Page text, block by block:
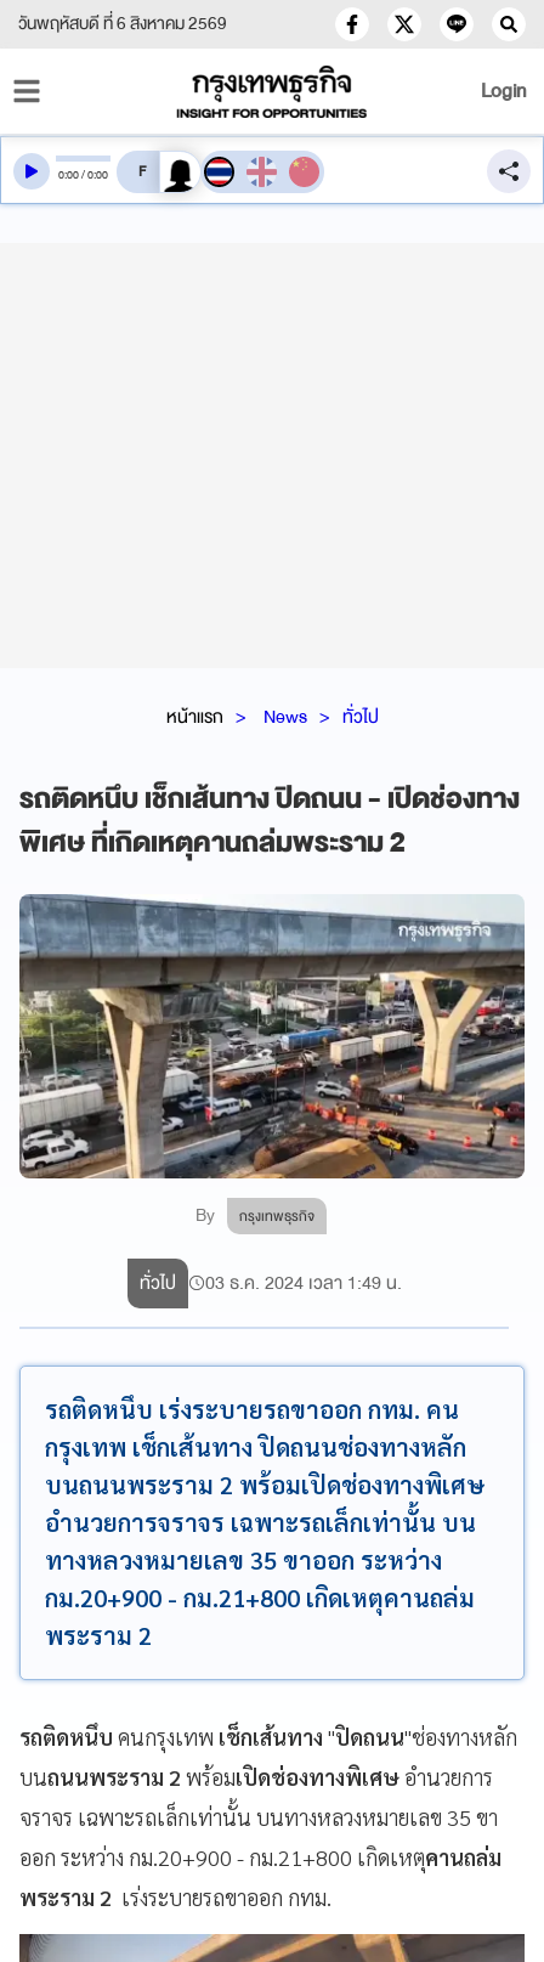
วันพฤหัสบดี ที่ 6 สิงหาคม 2569
Login
หน้าแรก News ทั่วไป
รถติดหนึบ เช็กเส้นทาง ปิดถนน - เปิดช่องทาง
พิเศษ ที่เกิดเหตุคานถล่มพระราม 2
By กรุงเทพธุรกิจ
0:00/0:00 สลับเสียงอ่าน
ทั่วไป 03 ธ.ค. 2024 เวลา 1:49 น.
รถติดหนึบ เร่งระบายรถขาออก กทม. คน
กรุงเทพ เช็กเส้นทาง ปิดถนนช่องทางหลัก
บนถนนพระราม 2 พร้อมเปิดช่องทางพิเศษ
อำนวยการจราจร เฉพาะรถเล็กเท่านั้น บน
ทางหลวงหมายเลข 35 ขาออก ระหว่าง
กม.20+900 -​ กม.21+800​ เกิดเหตุคานถล่ม
พระราม 2
รถติดหนึบ คนกรุงเทพ เช็กเส้นทาง "ปิดถนน"ช่องทางหลัก
บนถนนพระราม 2 พร้อมเปิดช่องทางพิเศษ อำนวยการ
จราจร เฉพาะรถเล็กเท่านั้น บนทางหลวงหมายเลข 35 ขา
ออก ระหว่าง กม.20+900 -​ กม.21+800​ เกิดเหตุคานถล่ม
พระราม 2 เร่งระบายรถขาออก กทม.